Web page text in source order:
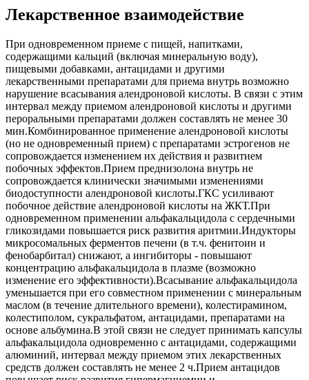
Лекарственное взаимодействие
При одновременном приеме с пищей, напитками,
содержащими кальций (включая минеральную воду),
пищевыми добавками, антацидами и другими
лекарственными препаратами для приема внутрь возможно
нарушение всасывания алендроновой кислоты. В связи с этим
интервал между приемом алендроновой кислоты и другими
пероральными препаратами должен составлять не менее 30
мин.Комбинированное применение алендроновой кислоты
(но не одновременный прием) с препаратами эстрогенов не
сопровождается изменением их действия и развитием
побочных эффектов.Прием преднизолона внутрь не
сопровождается клинически значимыми изменениями
биодоступности алендроновой кислоты.ГКС усиливают
побочное действие алендроновой кислоты на ЖКТ.При
одновременном применении альфакальцидола с сердечными
гликозидами повышается риск развития аритмии.Индукторы
микросомальных ферментов печени (в т.ч. фенитоин и
фенобарбитал) снижают, а ингибиторы - повышают
концентрацию альфакальцидола в плазме (возможно
изменение его эффективности).Всасывание альфакальцидола
уменьшается при его совместном применении с минеральным
маслом (в течение длительного времени), колестирамином,
колестиполом, сукральфатом, антацидами, препаратами на
основе альбумина.В этой связи не следует принимать капсулы
альфакальцидола одновременно с антацидами, содержащими
алюминий, интервал между приемом этих лекарственных
средств должен составлять не менее 2 ч.Прием антацидов